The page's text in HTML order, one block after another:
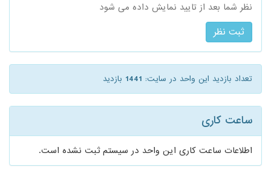
نظر شما بعد از تایید نمایش داده می شود
تعداد بازدید این واحد در سایت:1441بازدید
ساعت کاری
اطلاعات ساعت کاری این واحد در سیستم ثبت نشده است.